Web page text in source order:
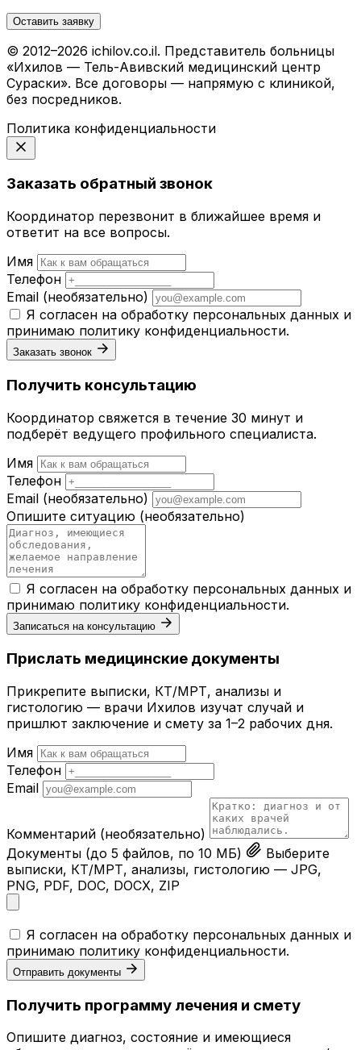
Оставить заявку
© 2012–2026 ichilov.co.il. Представитель больницы
«Ихилов — Тель-Авивский медицинский центр
Сураски». Все договоры — напрямую с клиникой,
без посредников.
Политика конфиденциальности
Заказать обратный звонок
Координатор перезвонит в ближайшее время и
ответит на все вопросы.
Имя
Телефон
Email (необязательно)
Я согласен на обработку персональных данных и
принимаю политику конфиденциальности.
Заказать звонок
Получить консультацию
Координатор свяжется в течение 30 минут и
подберёт ведущего профильного специалиста.
Имя
Телефон
Email (необязательно)
Опишите ситуацию (необязательно)
Я согласен на обработку персональных данных и
принимаю политику конфиденциальности.
Записаться на консультацию
Прислать медицинские документы
Прикрепите выписки, КТ/МРТ, анализы и
гистологию — врачи Ихилов изучат случай и
пришлют заключение и смету за 1–2 рабочих дня.
Имя
Телефон
Email
Комментарий (необязательно)
Документы (до 5 файлов, по 10 МБ)
Выберите
выписки, КТ/МРТ, анализы, гистологию — JPG,
PNG, PDF, DOC, DOCX, ZIP
Я согласен на обработку персональных данных и
принимаю политику конфиденциальности.
Отправить документы
Получить программу лечения и смету
Опишите диагноз, состояние и имеющиеся